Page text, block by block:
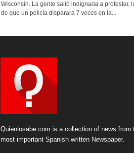
Wisconsin. La gente salió indignada a protestar,
de que un policía disparara 7 veces en la...
Quienlosabe.com is a collection of news from
most important Spanish written Newspaper.